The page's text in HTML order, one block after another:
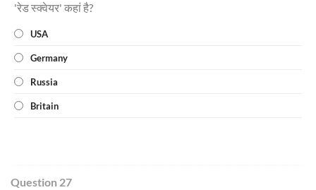
'रेड स्क्वेयर' कहां है?
USA
Germany
Russia
Britain
Question 27